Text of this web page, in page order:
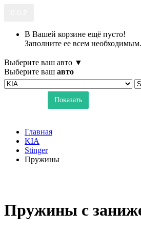
В Вашей корзине ещё пусто!
Заполните ее всем необходимым.
Выберите ваш авто ▼
Выберите ваш авто
Показать
Главная
KIA
Stinger
Пружины
Пружины с